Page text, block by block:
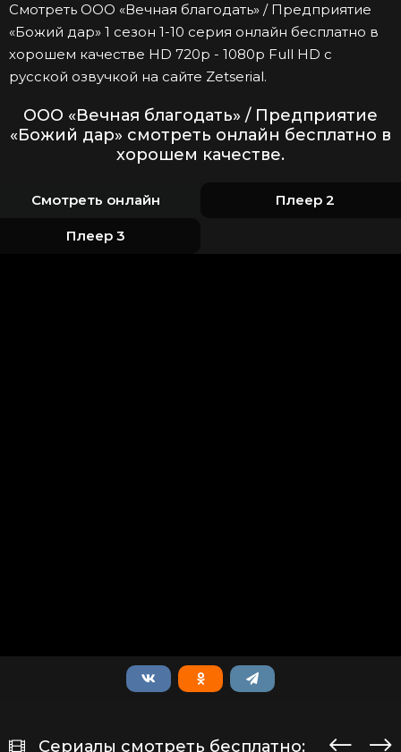
Смотреть ООО «Вечная благодать» / Предприятие
«Божий дар» 1 сезон 1-10 серия онлайн бесплатно в
хорошем качестве HD 720p - 1080p Full HD с
русской озвучкой на сайте Zetserial.
ООО «Вечная благодать» / Предприятие
«Божий дар» смотреть онлайн бесплатно в
хорошем качестве.
Смотреть онлайн Плеер 2
Плеер 3
Сериалы смотреть бесплатно: